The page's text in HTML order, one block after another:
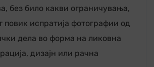
без било какви ограничувања,
повик испратија фотографии од
дела во форма на ликовна
дизајн или рачна